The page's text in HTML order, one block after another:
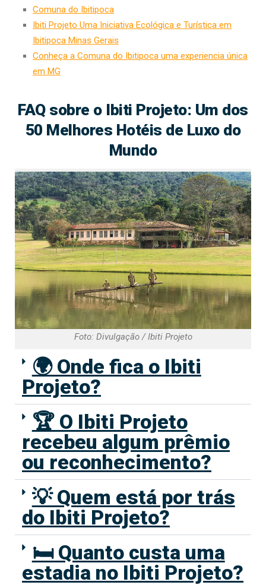
Comuna do Ibitipoca
Ibiti Projeto Uma Iniciativa Ecológica e Turística em
Ibitipoca Minas Gerais
Conheça a Comuna do Ibitipoca uma experiencia única
em MG
FAQ sobre o Ibiti Projeto: Um dos
50 Melhores Hotéis de Luxo do
Mundo
Foto: Divulgação / Ibiti Projeto
🌍 Onde fica o Ibiti
Projeto?
🏆 O Ibiti Projeto
recebeu algum prêmio
ou reconhecimento?
💡 Quem está por trás
do Ibiti Projeto?
🛏️ Quanto custa uma
estadia no Ibiti Projeto?